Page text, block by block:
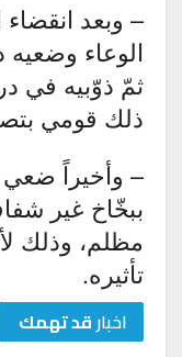
– وبعد
الوعاء
ثمّ ذوّبيه في
ذلك قومي
– وأخيراً
ببخّاخ غير
مظلم، وذلك
تأثيره.
اخبارقد تهمك